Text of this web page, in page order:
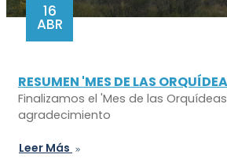
16
ABR
RESUMEN 'MES DE LAS
Finalizamos el 'Mes de las
agradecimiento
Leer Más